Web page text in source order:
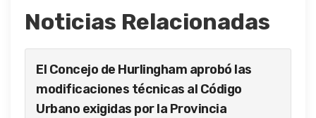
Noticias Relacionadas
El Concejo de Hurlingham aprobó las
modificaciones técnicas al Código
Urbano exigidas por la Provincia